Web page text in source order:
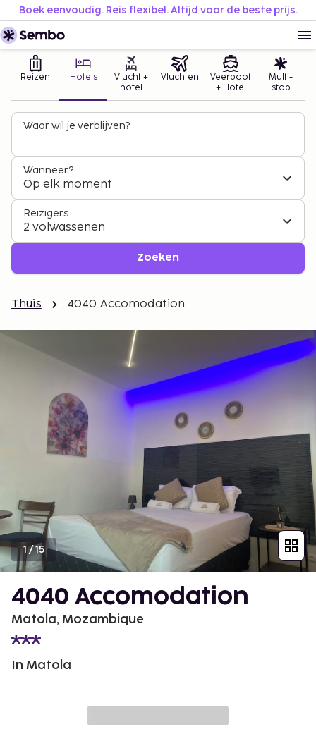
Boek eenvoudig. Reis flexibel. Altijd voor de beste prijs.
Reizen Hotels
Vlucht +
hotel
Vluchten
Veerboot
+ Hotel
Multi-
stop
Waar wil je verblijven?
Wanneer?
Op elk moment
Reizigers
2 volwassenen
Zoeken
Thuis 4040 Accomodation
1/15
4040 Accomodation
Matola, Mozambique
In Matola